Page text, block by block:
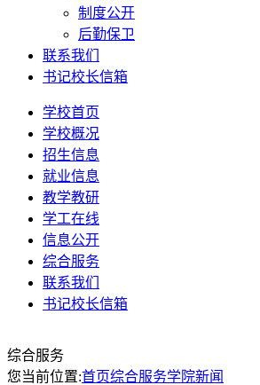
制度公开
后勤保卫
联系我们
书记校长信箱
学校首页
学校概况
招生信息
就业信息
教学教研
学工在线
信息公开
综合服务
联系我们
书记校长信箱
综合服务
您当前位置:首页综合服务学院新闻